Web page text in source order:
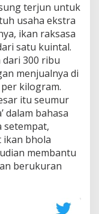
terjun untuk
usaha ekstra
ikan raksasa
satu kuintal.
dari 300 ribu
menjualnya di
kilogram.
itu seumur
dalam bahasa
setempat,
ikan bhola
membantu
berukuran